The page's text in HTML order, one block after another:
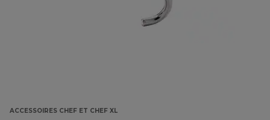
ACCESSOIRES CHEF ET CHEF XL